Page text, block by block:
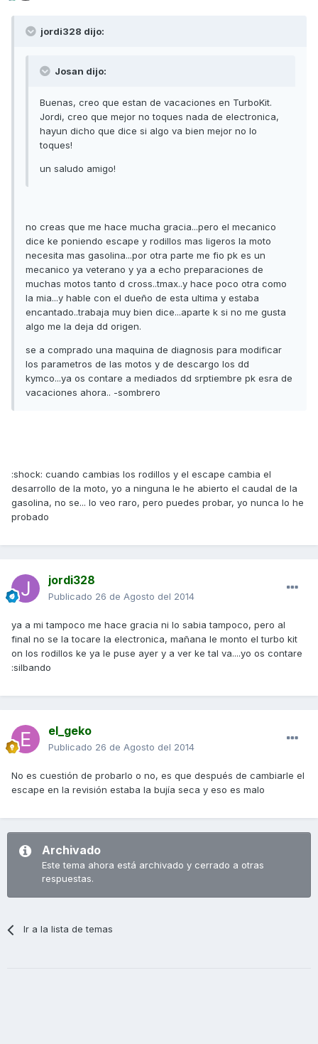
jordi328 dijo:
Josan dijo:
Buenas, creo que estan de vacaciones en TurboKit.
Jordi, creo que mejor no toques nada de electronica,
hayun dicho que dice si algo va bien mejor no lo
toques!
un saludo amigo!
no creas que me hace mucha gracia...pero el mecanico
dice ke poniendo escape y rodillos mas ligeros la moto
necesita mas gasolina...por otra parte me fio pk es un
mecanico ya veterano y ya a echo preparaciones de
muchas motos tanto d cross..tmax..y hace poco otra como
la mia...y hable con el dueño de esta ultima y estaba
encantado..trabaja muy bien dice...aparte k si no me gusta
algo me la deja dd origen.
se a comprado una maquina de diagnosis para modificar
los parametros de las motos y de descargo los dd
kymco...ya os contare a mediados dd srptiembre pk esra de
vacaciones ahora.. -sombrero
:shock: cuando cambias los rodillos y el escape cambia el
desarrollo de la moto, yo a ninguna le he abierto el caudal de la
gasolina, no se... lo veo raro, pero puedes probar, yo nunca lo he
probado
jordi328
Publicado 26 de Agosto del 2014
ya a mi tampoco me hace gracia ni lo sabia tampoco, pero al
final no se la tocare la electronica, mañana le monto el turbo kit
on los rodillos ke ya le puse ayer y a ver ke tal va....yo os contare
:silbando
el_geko
Publicado 26 de Agosto del 2014
No es cuestión de probarlo o no, es que después de cambiarle el
escape en la revisión estaba la bujía seca y eso es malo
Archivado
Este tema ahora está archivado y cerrado a otras
respuestas.
Ir a la lista de temas